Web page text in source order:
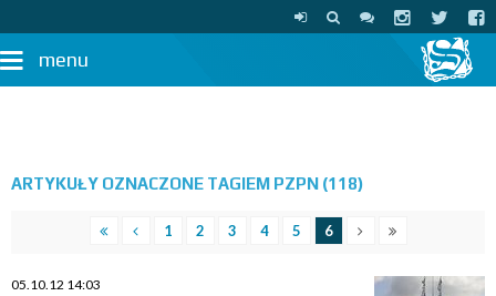
menu
ARTYKUŁY OZNACZONE TAGIEM PZPN (118)
1 2 3 4 5 6
05.10.12 14:03